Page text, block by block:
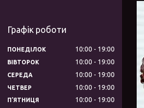
Графік роботи
ПОНЕДІЛОК 10:00 19:00
ВІВТОРОК 10:00 19:00
СЕРЕДА 10:00 19:00
ЧЕТВЕР 10:00 19:00
ПʼЯТНИЦЯ 10:00 19:00